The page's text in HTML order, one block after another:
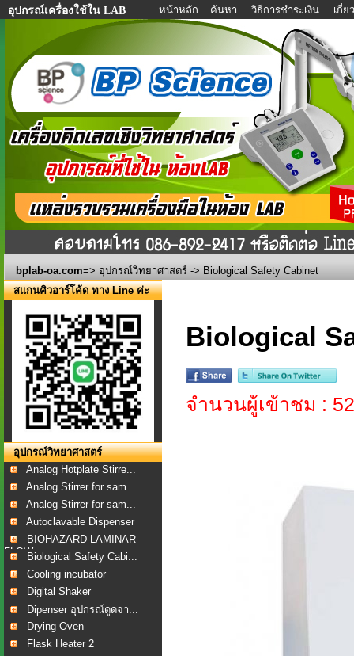
อุปกรณ์เครื่องใช้ใน LAB หน้าหลัก ค้นหา วิธีการชำระเงิน เกี่ย
bplab-oa.com=> อุปกรณ์วิทยาศาสตร์ -> Biological Safety Cabinet
สแกนคิวอาร์โค้ด ทาง Line ค่ะ
อุปกรณ์วิทยาศาสตร์
Analog Hotplate Stirre...
Analog Stirrer for sam...
Analog Stirrer for sam...
Autoclavable Dispenser
BIOHAZARD LAMINAR
FLOW...Biological Safety Cabi...
Cooling incubator
Digital Shaker
Dipenser อุปกรณ์ดูดจ่า...
Drying Oven
Flask Heater 2
Biological
จำนวนผู้เข้าชม :